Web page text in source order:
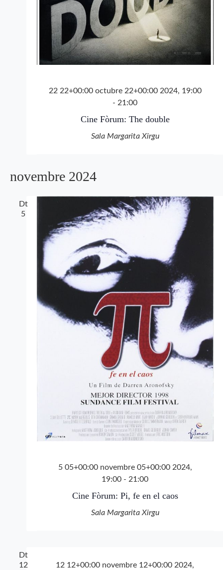
22 22+00:00 octubre 22+00:00 2024, 19:00
- 21:00
Cine Fòrum: The double
Sala Margarita Xirgu
novembre 2024
Dt
5
5 05+00:00 novembre 05+00:00 2024,
19:00 - 21:00
Cine Fòrum: Pi, fe en el caos
Sala Margarita Xirgu
Dt
12
12 12+00:00 novembre 12+00:00 2024,